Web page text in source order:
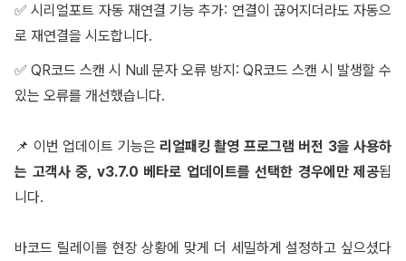
✅ 시리얼포트 자동 재연결 기능 추가: 연결이 끊어지더라도 자동으
로 재연결을 시도합니다.
✅ QR코드 스캔 시 Null 문자 오류 방지: QR코드 스캔 시 발생할 수
있는 오류를 개선했습니다.
📌 이번 업데이트 기능은 리얼패킹 촬영 프로그램 버전 3을 사용하
는 고객사 중, v3.7.0 베타로 업데이트를 선택한 경우에만 제공됩
니다.
바코드 릴레이를 현장 상황에 맞게 더 세밀하게 설정하고 싶으셨다